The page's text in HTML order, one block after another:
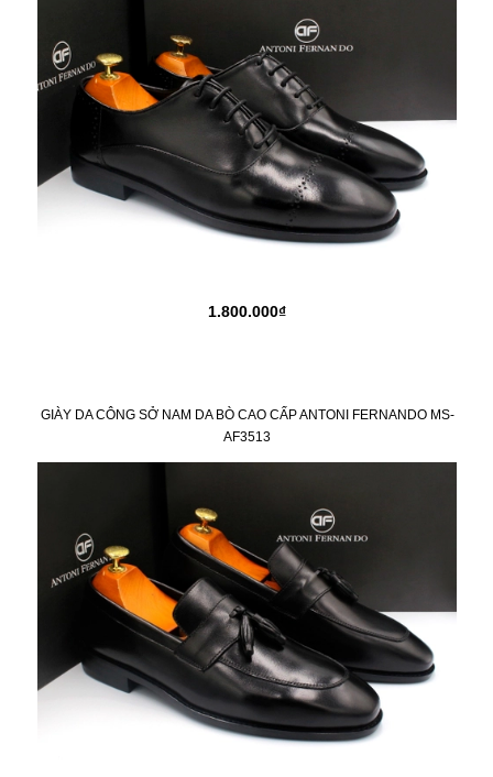
1.800.000₫
GIÀY DA CÔNG SỞ NAM DA BÒ CAO CẤP ANTONI FERNANDO MS-
AF3513